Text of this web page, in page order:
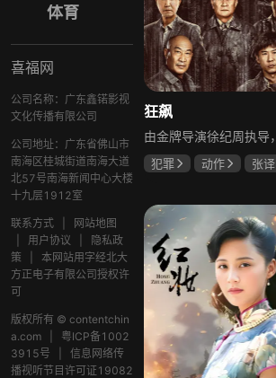
体育
喜福网
公司名称：广东鑫锘影视
文化传播有限公司
公司地址：广东省佛山市
南海区桂城街道南海大道
北57号南海新闻中心大楼
十九层1912室
联系方式
网站地图
用户协议
隐私政
策
本网站用字经北大
方正电子有限公司授权许
可
版权所有 © contentchin
a.com
粤ICP备1002
3915号
信息网络传
播视听节目许可证19082
狂飙
犯罪 动作
张译